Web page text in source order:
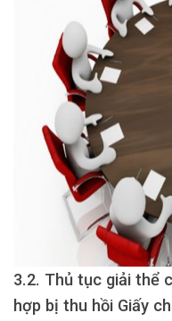
3.2. Thủ tục giải thể
hợp bị thu hồi Giấy